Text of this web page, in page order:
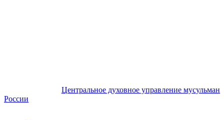
Центральное духовное управление мусульман
России